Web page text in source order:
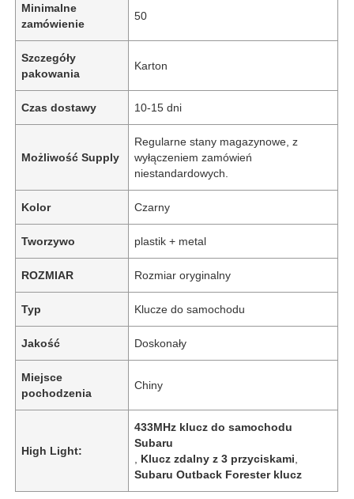
Minimalne
zamówienie
50
Szczegóły
pakowania
Karton
Czas dostawy 10-15 dni
Możliwość Supply
Regularne stany magazynowe, z
wyłączeniem zamówień
niestandardowych.
Kolor Czarny
Tworzywo plastik + metal
ROZMIAR Rozmiar oryginalny
Typ Klucze do samochodu
Jakość Doskonały
Miejsce
pochodzenia
Chiny
High Light:
433MHz klucz do samochodu
Subaru
Klucz zdalny z 3 przyciskami
Subaru Outback Forester klucz